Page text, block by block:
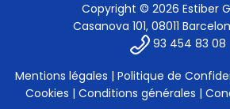
Copyright © 2026 Estiber
Casanova 101, 08011
93 454 83 08
Mentions légales | Politique de
Cookies | Conditions générales |